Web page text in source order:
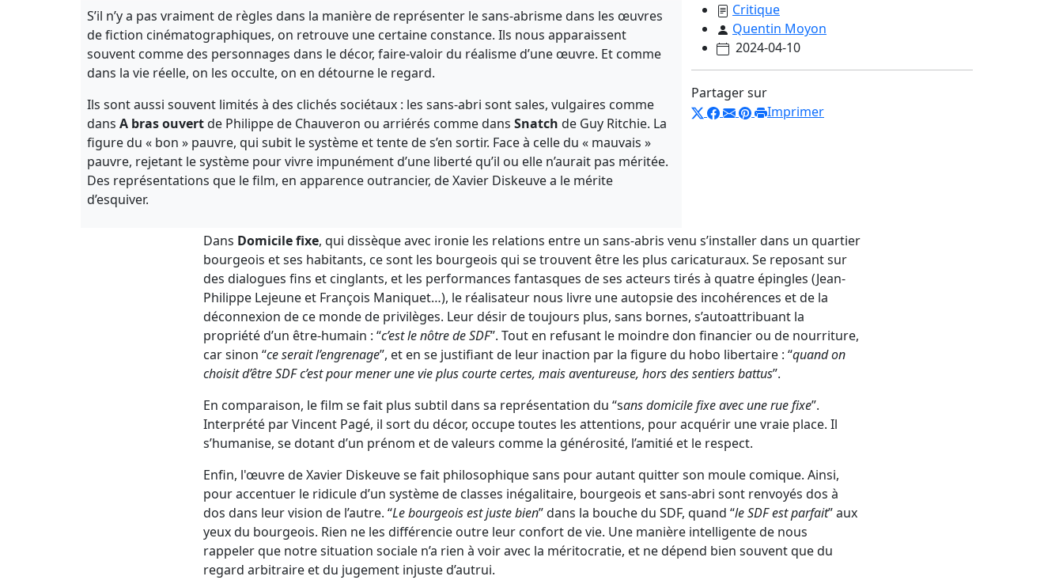
S’il n’y a pas vraiment de règles dans la manière de représenter le sans-abrisme dans les œuvres
de fiction cinématographiques, on retrouve une certaine constance. Ils nous apparaissent
souvent comme des personnages dans le décor, faire-valoir du réalisme d’une œuvre. Et comme
dans la vie réelle, on les occulte, on en détourne le regard.
Ils sont aussi souvent limités à des clichés sociétaux : les sans-abri sont sales, vulgaires comme
dans A bras ouvertde Philippe de Chauveron ou arriérés comme dans Snatch de Guy Ritchie. La
figure du « bon » pauvre, qui subit le système et tente de s’en sortir. Face à celle du « mauvais »
pauvre, rejetant le système pour vivre impunément d’une liberté qu’il ou elle n’aurait pas méritée.
Des représentations que le film, en apparence outrancier, de Xavier Diskeuve a le mérite
d’esquiver.
Critique
Quentin Moyon
2024-04-10
Partager sur
Imprimer
Dans Domicile fixe, qui dissèque avec ironie les relations entre un sans-abris venu s’installer dans un quartier
bourgeois et ses habitants, ce sont les bourgeois qui se trouvent être les plus caricaturaux. Se reposant sur
des dialogues fins et cinglants, et les performances fantasques de ses acteurs tirés à quatre épingles (Jean-
Philippe Lejeune et François Maniquet…), le réalisateur nous livre une autopsie des incohérences et de la
déconnexion de ce monde de privilèges. Leur désir de toujours plus, sans bornes, s’autoattribuant la
propriété d’un être-humain : “c’est le nôtre de SDF”. Tout en refusant le moindre don financier ou de nourriture,
car sinon “ce serait l’engrenage”, et en se justifiant de leur inaction par la figure du hobo libertaire : “quand on
choisit d’être SDF c’est pour mener une vie plus courte certes, mais aventureuse, hors des sentiers battus”.
En comparaison, le film se fait plus subtil dans sa représentation du “sans domicile fixe avec une rue fixe”.
Interprété par Vincent Pagé, il sort du décor, occupe toutes les attentions, pour acquérir une vraie place. Il
s’humanise, se dotant d’un prénom et de valeurs comme la générosité, l’amitié et le respect.
Enfin, l'œuvre de Xavier Diskeuve se fait philosophique sans pour autant quitter son moule comique. Ainsi,
pour accentuer le ridicule d’un système de classes inégalitaire, bourgeois et sans-abri sont renvoyés dos à
dos dans leur vision de l’autre. “Le bourgeois est juste bien” dans la bouche du SDF, quand “le SDF est parfait” aux
yeux du bourgeois. Rien ne les différencie outre leur confort de vie. Une manière intelligente de nous
rappeler que notre situation sociale n’a rien à voir avec la méritocratie, et ne dépend bien souvent que du
regard arbitraire et du jugement injuste d’autrui.